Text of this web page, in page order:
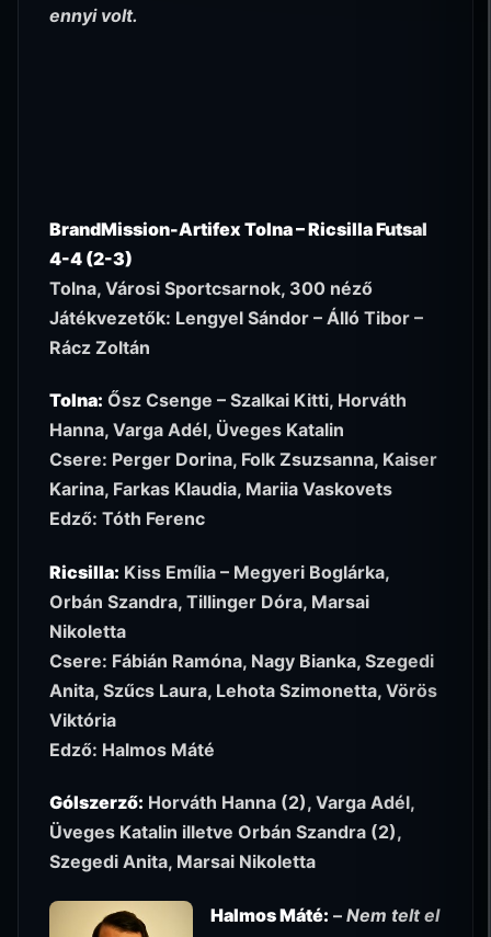
ennyi volt.
BrandMission-Artifex Tolna – Ricsilla Futsal
4-4 (2-3)
Tolna, Városi Sportcsarnok, 300 néző
Játékvezetők: Lengyel Sándor – Álló Tibor –
Rácz Zoltán
Tolna: Ősz Csenge – Szalkai Kitti, Horváth
Hanna, Varga Adél, Üveges Katalin
Csere: Perger Dorina, Folk Zsuzsanna, Kaiser
Karina, Farkas Klaudia, Mariia Vaskovets
Edző: Tóth Ferenc
Ricsilla: Kiss Emília – Megyeri Boglárka,
Orbán Szandra, Tillinger Dóra, Marsai
Nikoletta
Csere: Fábián Ramóna, Nagy Bianka, Szegedi
Anita, Szűcs Laura, Lehota Szimonetta, Vörös
Viktória
Edző: Halmos Máté
Gólszerző: Horváth Hanna (2), Varga Adél,
Üveges Katalin illetve Orbán Szandra (2),
Szegedi Anita, Marsai Nikoletta
Halmos Máté: – Nem telt el